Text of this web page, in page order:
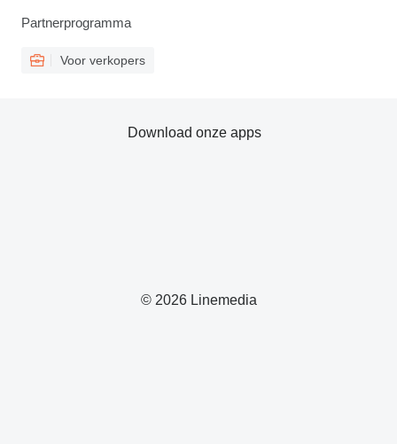
Partnerprogramma
Voor verkopers
© 2026 Linemedia
Download onze apps